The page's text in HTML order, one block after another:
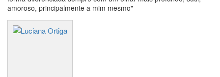
amoroso, principalmente a mim mesmo"